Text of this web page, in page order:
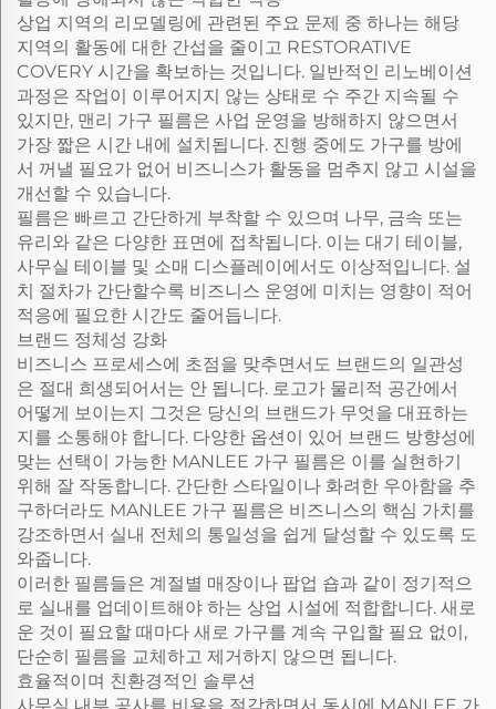
상업 지역의 리모델링에 관련된 주요 문제 중 하나는 해당
지역의 활동에 대한 간섭을 줄이고 RESTORATIVE
COVERY 시간을 확보하는 것입니다. 일반적인 리노베이션
과정은 작업이 이루어지지 않는 상태로 수 주간 지속될 수
있지만, 맨리 가구 필름은 사업 운영을 방해하지 않으면서
가장 짧은 시간 내에 설치됩니다. 진행 중에도 가구를 방에
서 꺼낼 필요가 없어 비즈니스가 활동을 멈추지 않고 시설을
개선할 수 있습니다.
필름은 빠르고 간단하게 부착할 수 있으며 나무, 금속 또는
유리와 같은 다양한 표면에 접착됩니다. 이는 대기 테이블,
사무실 테이블 및 소매 디스플레이에서도 이상적입니다. 설
치 절차가 간단할수록 비즈니스 운영에 미치는 영향이 적어
적응에 필요한 시간도 줄어듭니다.
브랜드 정체성 강화
비즈니스 프로세스에 초점을 맞추면서도 브랜드의 일관성
은 절대 희생되어서는 안 됩니다. 로고가 물리적 공간에서
어떻게 보이는지 그것은 당신의 브랜드가 무엇을 대표하는
지를 소통해야 합니다. 다양한 옵션이 있어 브랜드 방향성에
맞는 선택이 가능한 MANLEE 가구 필름은 이를 실현하기
위해 잘 작동합니다. 간단한 스타일이나 화려한 우아함을 추
구하더라도 MANLEE 가구 필름은 비즈니스의 핵심 가치를
강조하면서 실내 전체의 통일성을 쉽게 달성할 수 있도록 도
와줍니다.
이러한 필름들은 계절별 매장이나 팝업 숍과 같이 정기적으
로 실내를 업데이트해야 하는 상업 시설에 적합합니다. 새로
운 것이 필요할 때마다 새로 가구를 계속 구입할 필요 없이,
단순히 필름을 교체하고 제거하지 않으면 됩니다.
효율적이며 친환경적인 솔루션